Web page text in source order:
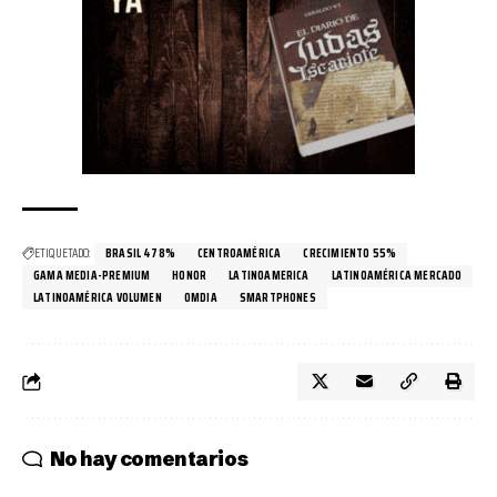
ETIQUETADO: BRASIL 478% CENTROAMÉRICA
CRECIMIENTO 55%
GAMA MEDIA-PREMIUM
HONOR LATINOAMERICA
LATINOAMÉRICA MERCADO
LATINOAMÉRICA VOLUMEN
OMDIA SMARTPHONES
No hay comentarios